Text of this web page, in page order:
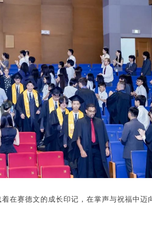
在赛德文的成长印记，在掌声与祝福中迈